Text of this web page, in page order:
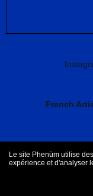
French
Le site Phenüm utilise
expérience et d'analyser